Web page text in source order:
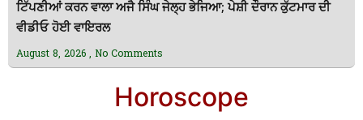
ਟਿੱਪਣੀਆਂ ਕਰਨ ਵਾਲਾ ਅਜੈ ਸਿੰਘ ਜੇਲ੍ਹ ਭੇਜਿਆ; ਪੇਸ਼ੀ ਦੌਰਾਨ ਕੁੱਟਮਾਰ ਦੀ
ਵੀਡੀਓ ਹੋਈ ਵਾਇਰਲ
August 8, 2026 No Comments
Horoscope